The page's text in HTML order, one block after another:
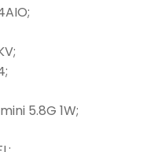
5.8G 1W;